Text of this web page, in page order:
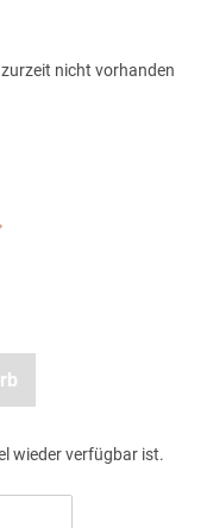
nicht vorhanden
wieder verfügbar ist.